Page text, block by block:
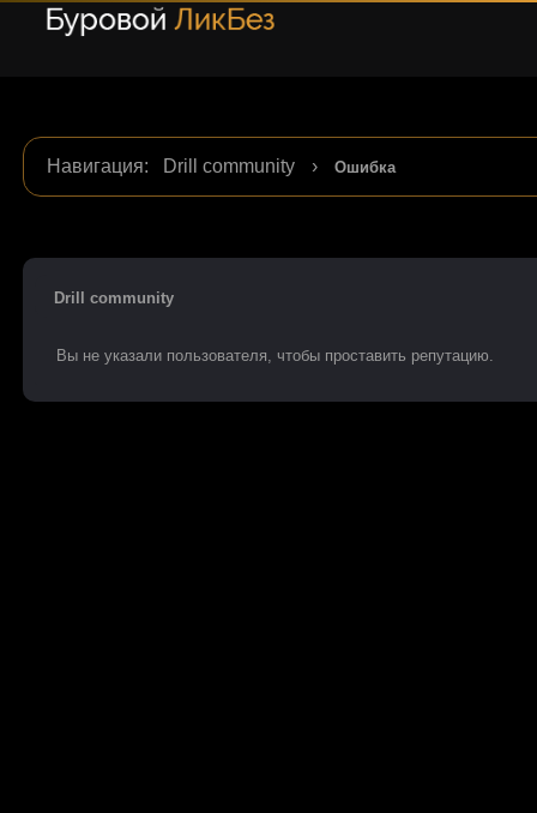
Навигация: Drill community › Ошибка
Drill community
Вы не указали пользователя, чтобы проставить репутацию.